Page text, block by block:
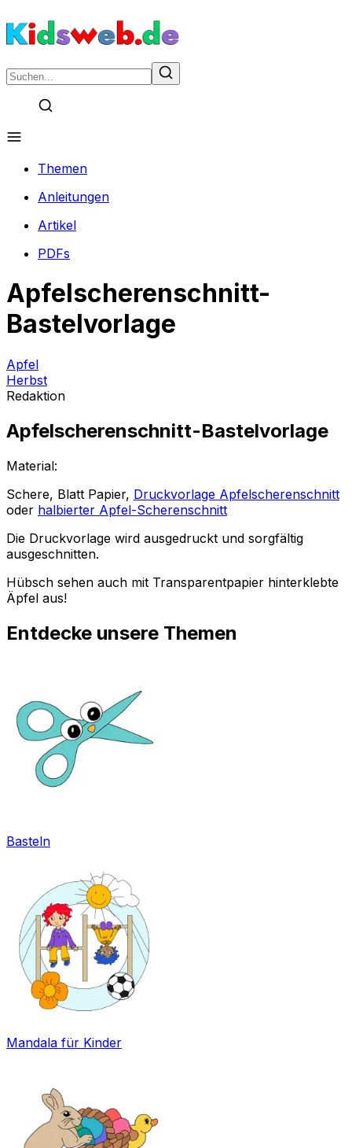
Themen
Anleitungen
Artikel
PDFs
Apfelscherenschnitt-
Bastelvorlage
Apfel
Herbst
Redaktion
Apfelscherenschnitt-Bastelvorlage
Material:
Schere, Blatt Papier, Druckvorlage Apfelscherenschnitt
oder halbierter Apfel-Scherenschnitt
Die Druckvorlage wird ausgedruckt und sorgfältig
ausgeschnitten.
Hübsch sehen auch mit Transparentpapier hinterklebte
Äpfel aus!
Entdecke unsere Themen
Basteln
Mandala für Kinder